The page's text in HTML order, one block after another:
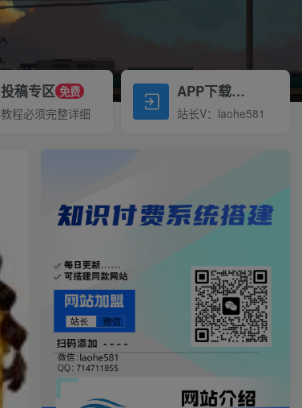
投稿专区 免费
教程必须完整详细
APP下载Down
站长V：laohe581